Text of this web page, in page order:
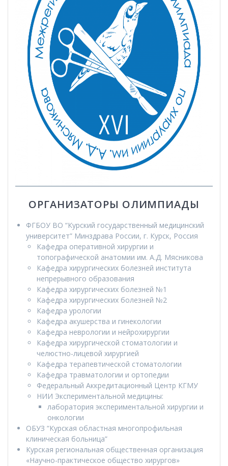
ОРГАНИЗАТОРЫ ОЛИМПИАДЫ
ФГБОУ ВО “Курский государственный медицинский
университет” Минздрава России, г. Курск, Россия
Кафедра оперативной хирургии и
топографической анатомии им. А.Д. Мясникова
Кафедра хирургических болезней института
непрерывного образования
Кафедра хирургических болезней №1
Кафедра хирургических болезней №2
Кафедра урологии
Кафедра акушерства и гинекологии
Кафедра неврологии и нейрохирургии
Кафедра хирургической стоматологии и
челюстно-лицевой хирургией
Кафедра терапевтической стоматологии
Кафедра травматологии и ортопедии
Федеральный Аккредитационный Центр КГМУ
НИИ Экспериментальной медицины:
лаборатория экспериментальной хирургии и
онкологии
ОБУЗ “Курская областная многопрофильная
клиническая больница”
Курская региональная общественная организация
«Научно-практическое общество хирургов»